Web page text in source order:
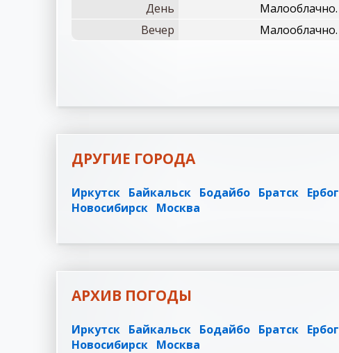
День
Малооблачно.
Вечер
Малооблачно.
ДРУГИЕ ГОРОДА
Иркутск Байкальск Бодайбо Братск
Новосибирск Москва
АРХИВ ПОГОДЫ
Иркутск Байкальск Бодайбо Братск
Новосибирск Москва